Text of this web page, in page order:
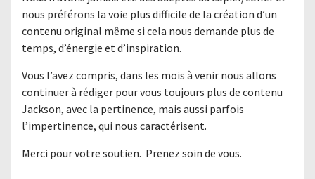
nous préférons la voie plus difficile de la création d’un
contenu original même si cela nous demande plus de
temps, d’énergie et d’inspiration.
Vous l’avez compris, dans les mois à venir nous allons
continuer à rédiger pour vous toujours plus de contenu
Jackson, avec la pertinence, mais aussi parfois
l’impertinence, qui nous caractérisent.
Merci pour votre soutien. Prenez soin de vous.